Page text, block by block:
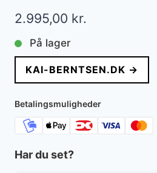
2.995,00 kr.
På lager
KAI-BERNTSEN.DK →
Betalingsmuligheder
Har du set?